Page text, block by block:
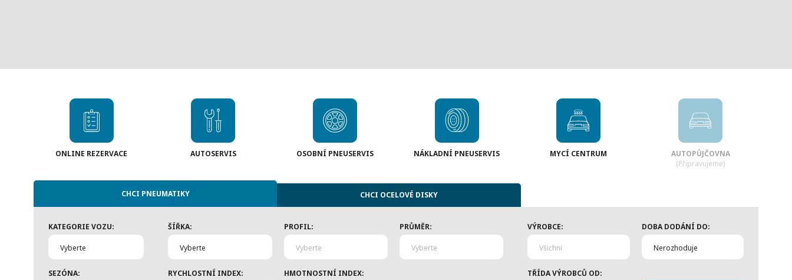
ONLINE REZERVACE AUTOSERVIS OSOBNÍ PNEUSERVIS NÁKLADNÍ PNEUSERVIS MYCÍ CENTRUM
AUTOPŮJČOVNA
(Připravujeme)
CHCI PNEUMATIKY CHCI OCELOVÉ DISKY
KATEGORIE VOZU:
Vyberte
SEZÓNA:
ŠÍŘKA:
Vyberte
PROFIL:
Vyberte
PRŮMĚR:
Vyberte
RYCHLOSTNÍ INDEX: HMOTNOSTNÍ INDEX:
VÝROBCE:
Všichni
DOBA DODÁNÍ DO:
Nerozhoduje
TŘÍDA VÝROBCŮ OD: